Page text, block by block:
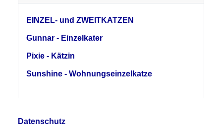
EINZEL- und ZWEITKATZEN
Gunnar - Einzelkater
Pixie - Kätzin
Sunshine - Wohnungseinzelkatze
Datenschutz